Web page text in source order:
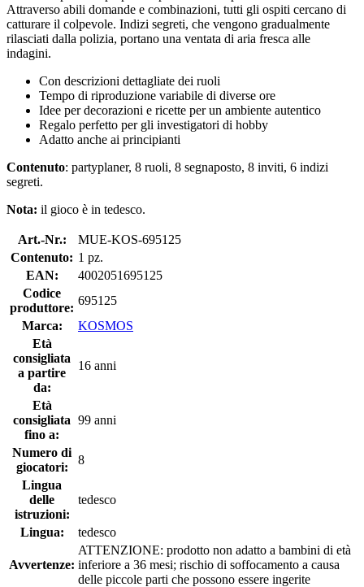
Attraverso abili domande e combinazioni, tutti gli ospiti cercano di
catturare il colpevole. Indizi segreti, che vengono gradualmente
rilasciati dalla polizia, portano una ventata di aria fresca alle
indagini.
Con descrizioni dettagliate dei ruoli
Tempo di riproduzione variabile di diverse ore
Idee per decorazioni e ricette per un ambiente autentico
Regalo perfetto per gli investigatori di hobby
Adatto anche ai principianti
Contenuto: partyplaner, 8 ruoli, 8 segnaposto, 8 inviti, 6 indizi
segreti.
Nota: il gioco è in tedesco.
Art.-Nr.:
MUE-KOS-695125
Contenuto: 1 pz.
EAN:
4002051695125
Codice
produttore:
695125
Marca:
KOSMOS
Età
consigliata
a partire
da:
16 anni
Età
consigliata
fino a:
99 anni
Numero di
giocatori:
8
Lingua
delle
istruzioni:
tedesco
Lingua: tedesco
Avvertenze:
ATTENZIONE: prodotto non adatto a bambini di età
inferiore a 36 mesi; rischio di soffocamento a causa
delle piccole parti che possono essere ingerite